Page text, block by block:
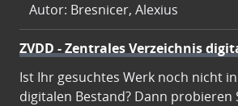
Autor: Bresnicer, Alexius
ZVDD - Zentrales Verzeichnis
Ist Ihr gesuchtes Werk noch nicht
digitalen Bestand? Dann probieren